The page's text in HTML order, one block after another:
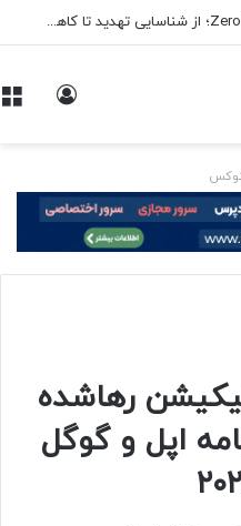
روش‌های جلوگیری از حملات Zero-Day؛ از شناسایی تهدید تا کاهش ریسک
اپلیکیشن رهاشده
اپل و گوگل